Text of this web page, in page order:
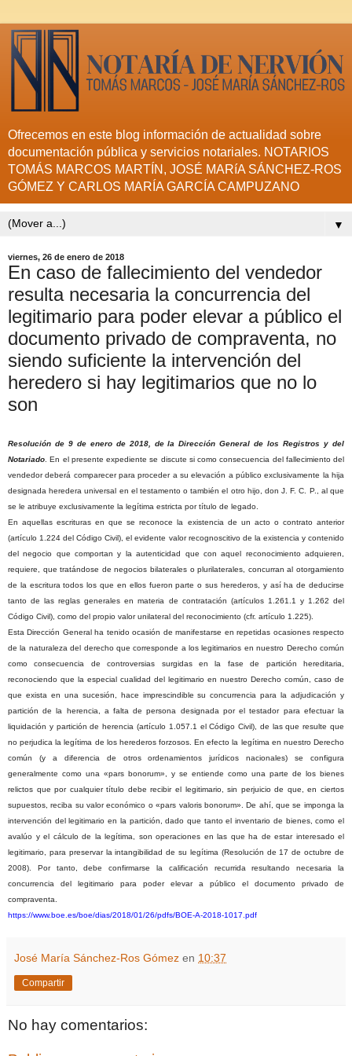
Ofrecemos en este blog información de actualidad sobre
documentación pública y servicios notariales. NOTARIOS
TOMÁS MARCOS MARTÍN, JOSÉ MARíA SÁNCHEZ-ROS
GÓMEZ Y CARLOS MARÍA GARCÍA CAMPUZANO
▼
viernes, 26 de enero de 2018
En caso de fallecimiento del vendedor
resulta necesaria la concurrencia del
legitimario para poder elevar a público el
documento privado de compraventa, no
siendo suficiente la intervención del
heredero si hay legitimarios que no lo
son
Resolución de 9 de enero de 2018, de la Dirección General de los Registros y del
Notariado . En el presente expediente se discute si como consecuencia del fallecimiento del
vendedor deberá comparecer para proceder a su elevación a público exclusivamente la hija
designada heredera universal en el testamento o también el otro hijo, don J. F. C. P., al que
se le atribuye exclusivamente la legítima estricta por título de legado.
En aquellas escrituras en que se reconoce la existencia de un acto o contrato anterior
(artículo 1.224 del Código Civil), el evidente valor recognoscitivo de la existencia y contenido
del negocio que comportan y la autenticidad que con aquel reconocimiento adquieren,
requiere, que tratándose de negocios bilaterales o plurilaterales, concurran al otorgamiento
de la escritura todos los que en ellos fueron parte o sus herederos, y así ha de deducirse
tanto de las reglas generales en materia de contratación (artículos 1.261.1 y 1.262 del
Código Civil), como del propio valor unilateral del reconocimiento (cfr. artículo 1.225).
Esta Dirección General ha tenido ocasión de manifestarse en repetidas ocasiones respecto
de la naturaleza del derecho que corresponde a los legitimarios en nuestro Derecho común
como consecuencia de controversias surgidas en la fase de partición hereditaria,
reconociendo que la especial cualidad del legitimario en nuestro Derecho común, caso de
que exista en una sucesión, hace imprescindible su concurrencia para la adjudicación y
partición de la herencia, a falta de persona designada por el testador para efectuar la
liquidación y partición de herencia (artículo 1.057.1 el Código Civil), de las que resulte que
no perjudica la legítima de los herederos forzosos. En efecto la legítima en nuestro Derecho
común (y a diferencia de otros ordenamientos jurídicos nacionales) se configura
generalmente como una «pars bonorum», y se entiende como una parte de los bienes
relictos que por cualquier título debe recibir el legitimario, sin perjuicio de que, en ciertos
supuestos, reciba su valor económico o «pars valoris bonorum». De ahí, que se imponga la
intervención del legitimario en la partición, dado que tanto el inventario de bienes, como el
avalúo y el cálculo de la legítima, son operaciones en las que ha de estar interesado el
legitimario, para preservar la intangibilidad de su legítima (Resolución de 17 de octubre de
2008). Por tanto, debe confirmarse la calificación recurrida resultando necesaria la
concurrencia del legitimario para poder elevar a público el documento privado de
compraventa.
https://www.boe.es/boe/dias/2018/01/26/pdfs/BOE-A-2018-1017.pdf
José María Sánchez-Ros Gómez en 10:37
Compartir
No hay comentarios: